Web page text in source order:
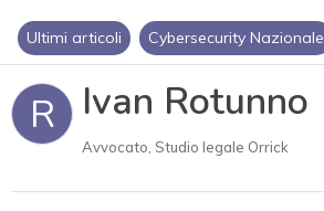
Ultimi articoli Cybersecurity Nazionale
R Ivan Rotunno
Avvocato, Studio legale Orrick